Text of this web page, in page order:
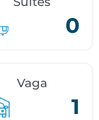
0
Vaga
1